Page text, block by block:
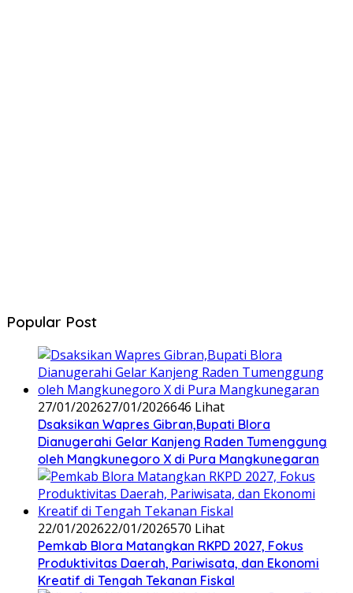
Popular Post
27/01/202627/01/2026646 Lihat
‎Dsaksikan Wapres Gibran,Bupati Blora
Dianugerahi Gelar Kanjeng Raden Tumenggung
oleh Mangkunegoro X di Pura Mangkunegaran
22/01/202622/01/2026570 Lihat
‎Pemkab Blora Matangkan RKPD 2027, Fokus
Produktivitas Daerah, Pariwisata, dan Ekonomi
Kreatif di Tengah Tekanan Fiskal